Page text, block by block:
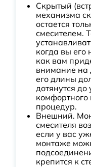
Скрытый
механизма
остается
смесителем.
когда вы его
как вам
внимание на
его длины
дотянутся до
комфортного
процедур.
Внешний.
смесителя
если у вас
монтаже
крепится к